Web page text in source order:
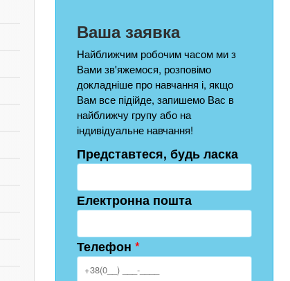
Ваша заявка
Найближчим робочим часом ми з
Вами зв'яжемося, розповімо
докладніше про навчання і, якщо
Вам все підійде, запишемо Вас в
найближчу групу або на
індивідуальне навчання!
Представтеся, будь ласка
Електронна пошта
Телефон *